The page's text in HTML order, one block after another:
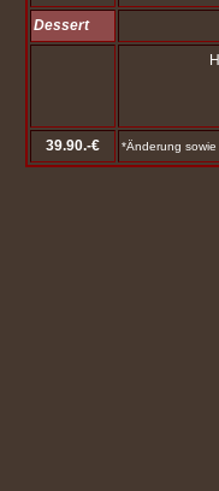
Dessert
39.90.-€ *Änderung